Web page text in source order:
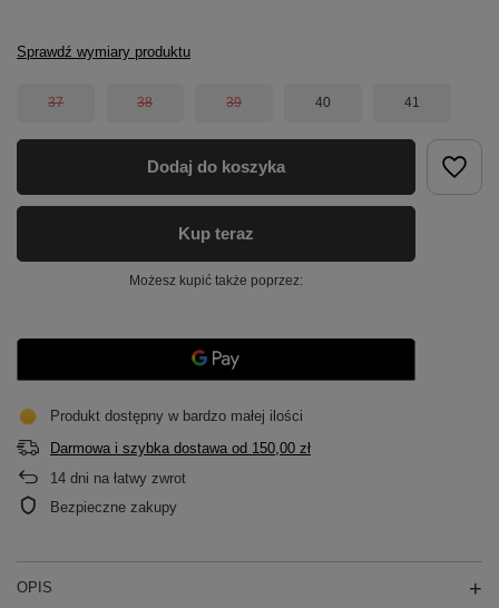
Sprawdź wymiary produktu
37 38 39 40 41
Dodaj do koszyka
Kup teraz
Możesz kupić także poprzez:
Produkt dostępny w bardzo małej ilości
Darmowa i szybka dostawa od 150,00 zł
14 dni na łatwy zwrot
Bezpieczne zakupy
OPIS